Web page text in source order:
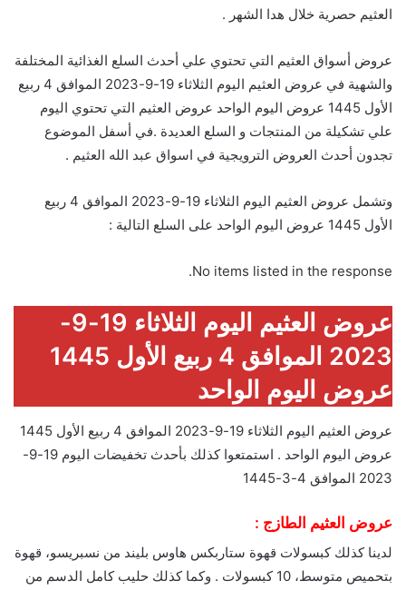
العثيم حصرية خلال هدا الشهر .
عروض أسواق العثيم التي تحتوي علي أحدث السلع الغذائية المختلفة
والشهية في عروض العثيم اليوم الثلاثاء 19-9-2023 الموافق 4 ربيع
الأول 1445 عروض اليوم الواحد عروض العثيم التي تحتوي اليوم
علي تشكيلة من المنتجات و السلع العديدة .في أسفل الموضوع
تجدون أحدث العروض الترويجية في اسواق عبد الله العثيم .
وتشمل عروض العثيم اليوم الثلاثاء 19-9-2023 الموافق 4 ربيع
الأول 1445 عروض اليوم الواحد على السلع التالية :
No items listed in the response.
عروض العثيم اليوم الثلاثاء 19-9-
2023 الموافق 4 ربيع الأول 1445
عروض اليوم الواحد
عروض العثيم اليوم الثلاثاء 19-9-2023 الموافق 4 ربيع الأول 1445
عروض اليوم الواحد . استمتعوا كذلك بأحدث تخفيضات اليوم 19-9-
2023 الموافق 4-3-1445
عروض العثيم الطازج :
لدينا كذلك كبسولات قهوة ستاربكس هاوس بليند من نسبريسو، قهوة
بتحميص متوسط، 10 كبسولات . وكما كذلك حليب كامل الدسم من